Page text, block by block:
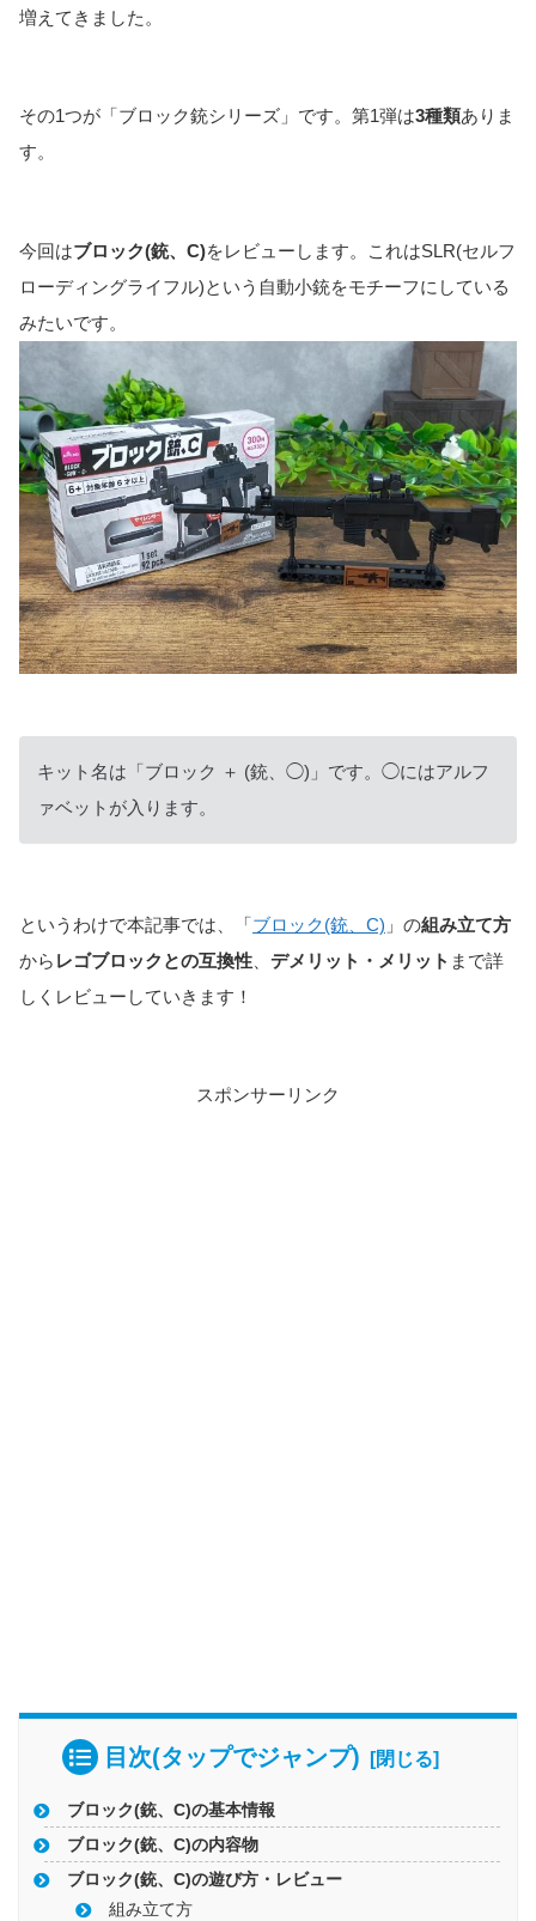
増えてきました。
その1つが「ブロック銃シリーズ」です。第1弾は3種類ありま
す。
今回はブロック(銃、C)をレビューします。これはSLR(セルフ
ローディングライフル)という自動小銃をモチーフにしている
みたいです。
キット名は「ブロック ＋ (銃、◯)」です。◯にはアルフ
ァベットが入ります。
というわけで本記事では、「ブロック(銃、C) 」の組み立て方
から レゴブロックとの互換性 デメリット・メリット まで詳
しくレビューしていきます！
スポンサーリンク
目次(タップでジャンプ)
ブロック(銃、C)の基本情報
ブロック(銃、C)の内容物
ブロック(銃、C)の遊び方・レビュー
組み立て方